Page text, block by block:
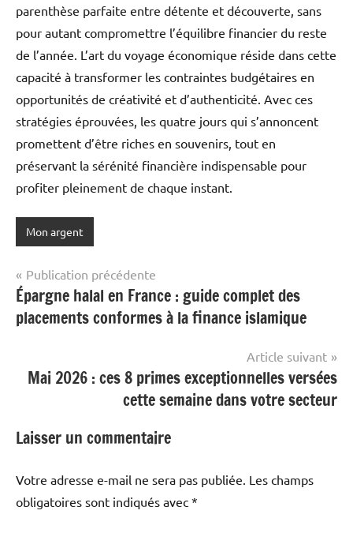
parenthèse parfaite entre détente et découverte, sans
pour autant compromettre l’équilibre financier du reste
de l’année. L’art du voyage économique réside dans cette
capacité à transformer les contraintes budgétaires en
opportunités de créativité et d’authenticité. Avec ces
stratégies éprouvées, les quatre jours qui s’annoncent
promettent d’être riches en souvenirs, tout en
préservant la sérénité financière indispensable pour
profiter pleinement de chaque instant.
Mon argent
Navigation
de
l’article
Publication précédente
Épargne halal en France : guide complet des
placements conformes à la finance islamique
Article suivant
Mai 2026 : ces 8 primes exceptionnelles versées
cette semaine dans votre secteur
Laisser un commentaire
Votre adresse e-mail ne sera pas publiée. Les champs
obligatoires sont indiqués avec *